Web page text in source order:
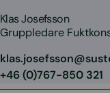
Klas Josefsson
Gruppledare
+46 (0)767-850 321